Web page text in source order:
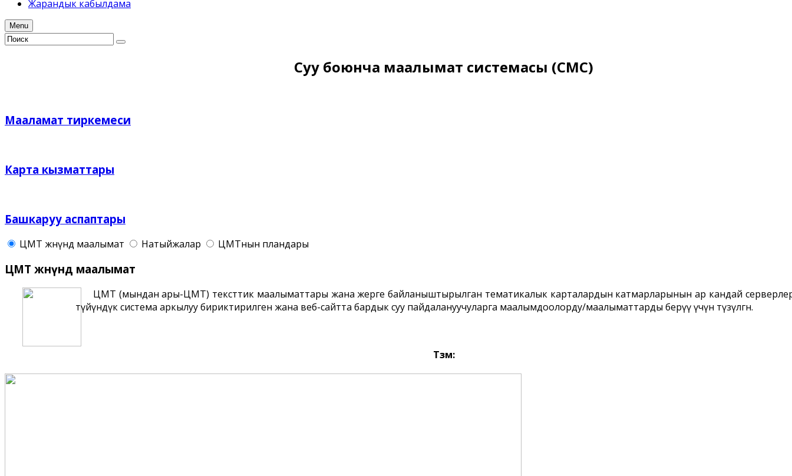
Жарандык кабылдама
Menu
Суу боюнча маалымат системасы (СМС)
Мааламат тиркемеси
Карта кызматтары
Башкаруу аспаптары
ЦМТ жѳнүндѳ маалымат Натыйжалар ЦМТнын пландары
ЦМТ жѳнүндѳ маалымат
ЦМТ (мындан ары-ЦМТ) тексттик маалыматтары жана жерге байланыштырылган тематикалык карталардын катмарларынын ар кандай
түйүндүк система аркылуу бириктирилген жана веб-сайтта бардык суу пайдалануучуларга маалымдоолорду/маалыматтарды берүү үчүн түзүлгѳн.
Түзүмү: